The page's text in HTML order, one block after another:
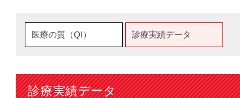
医療の質（QI） 診療実績データ
診療実績データ